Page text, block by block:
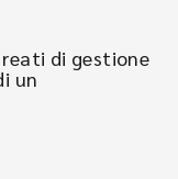
di gestione
un